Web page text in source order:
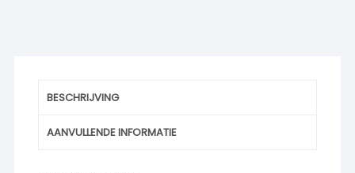
BESCHRIJVING
AANVULLENDE INFORMATIE